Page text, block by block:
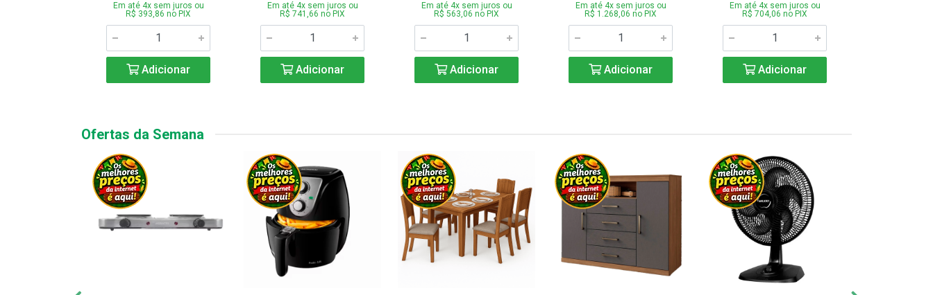
Em até 4x sem juros ou
R$ 393,86 no PIX
Adicionar
Em até 4x sem juros ou
R$ 741,66 no PIX
Adicionar
Em até 4x sem juros ou
R$ 563,06 no PIX
Adicionar
Em até 4x sem juros ou
R$ 1.268,06 no PIX
Adicionar
Em até 4x sem juros ou
R$ 704,06 no PIX
Adicionar
Ofertas da Semana